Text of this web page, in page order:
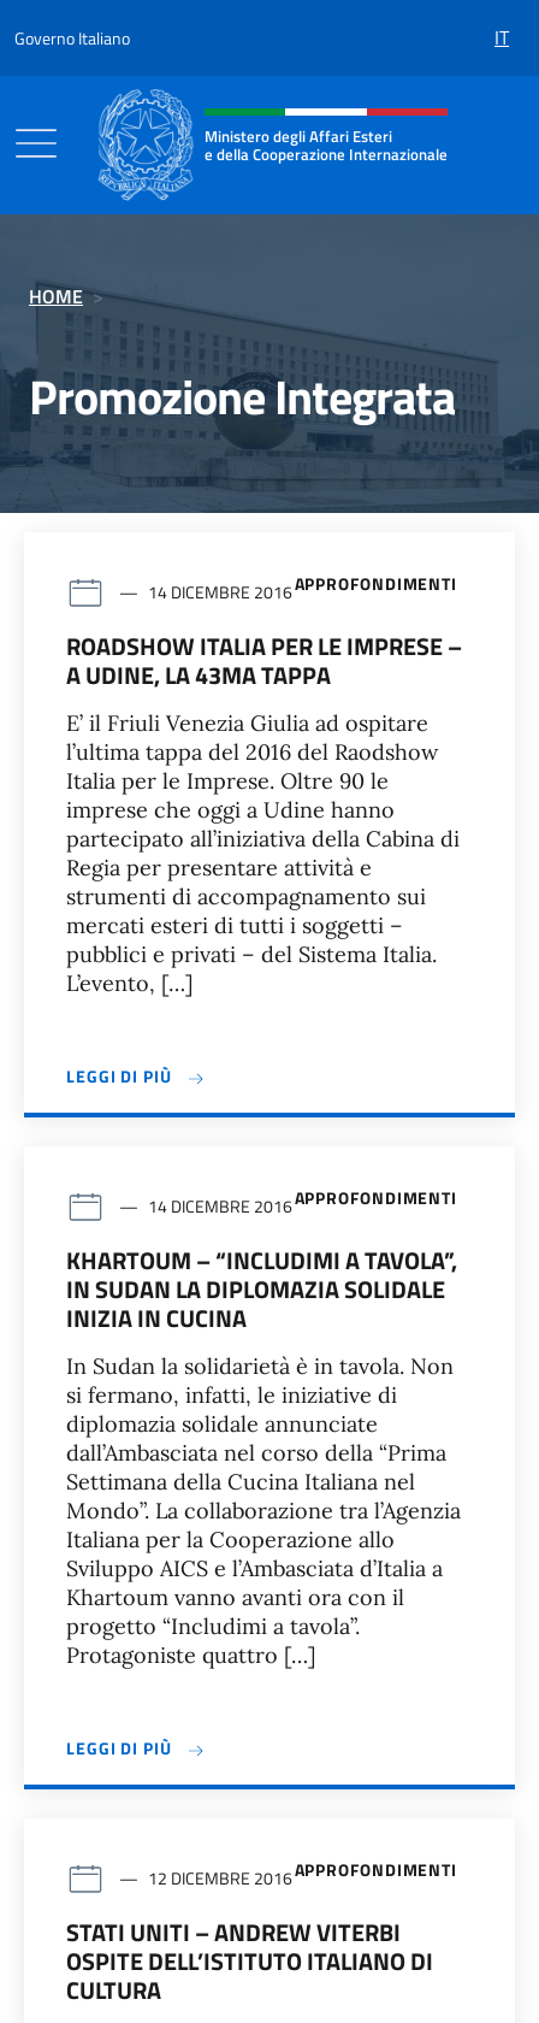
Governo Italiano IT
Intestazione sito, social e menù
Ministero degli Affari Esteri
e della Cooperazione Internazionale
HOME >
Promozione Integrata
APPROFONDIMENTI
14 DICEMBRE 2016
ROADSHOW ITALIA PER LE IMPRESE –
A UDINE, LA 43MA TAPPA
E’ il Friuli Venezia Giulia ad ospitare
l’ultima tappa del 2016 del Raodshow
Italia per le Imprese. Oltre 90 le
imprese che oggi a Udine hanno
partecipato all’iniziativa della Cabina di
Regia per presentare attività e
strumenti di accompagnamento sui
mercati esteri di tutti i soggetti –
pubblici e privati – del Sistema Italia.
L’evento, […]
LEGGI DI PIÙ
APPROFONDIMENTI
14 DICEMBRE 2016
KHARTOUM – “INCLUDIMI A TAVOLA”,
IN SUDAN LA DIPLOMAZIA SOLIDALE
INIZIA IN CUCINA
In Sudan la solidarietà è in tavola. Non
si fermano, infatti, le iniziative di
diplomazia solidale annunciate
dall’Ambasciata nel corso della “Prima
Settimana della Cucina Italiana nel
Mondo”. La collaborazione tra l’Agenzia
Italiana per la Cooperazione allo
Sviluppo AICS e l’Ambasciata d’Italia a
Khartoum vanno avanti ora con il
progetto “Includimi a tavola”.
Protagoniste quattro […]
LEGGI DI PIÙ
APPROFONDIMENTI
12 DICEMBRE 2016
STATI UNITI – ANDREW VITERBI
OSPITE DELL’ISTITUTO ITALIANO DI
CULTURA